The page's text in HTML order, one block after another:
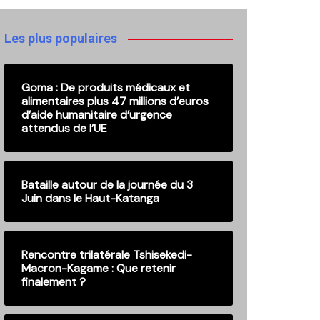
publications
Les plus populaires
Goma : De produits médicaux et
alimentaires plus 47 millions d’euros
d’aide humanitaire d’urgence
attendus de l’UE
Bataille autour de la journée du 3
Juin dans le Haut-Katanga
Rencontre trilatérale Tshisekedi-
Macron-Kagame : Que retenir
finalement ?